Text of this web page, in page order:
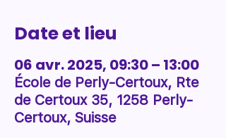
Date et lieu
06 avr. 2025, 09:30 – 13:00
École de Perly-Certoux, Rte
de Certoux 35, 1258 Perly-
Certoux, Suisse